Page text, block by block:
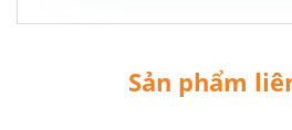
Sản phẩm